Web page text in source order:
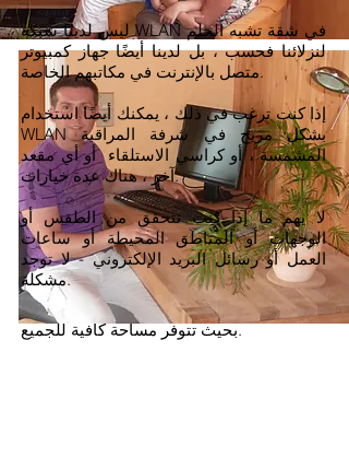
غرفة الجلوس
وغرفة طعام في نفس الوقت ، مجهزة بتلفزيون
مع قنوات فضائية ، وستيريو ، ومشغل دي في
دي ، إلخ. بالطبع ، لا ينبغي أن تكون الأريكة التي
تُسحب للخارج مع طاولة وكرسي بذراعين
مفقودة. هنا يمكنك الاسترخاء بشكل مريح
ومشاهدة التلفزيون أو استخدامه كمنطقة
للقراءة.
تحتوي منطقة تناول الطعام بأثاثها المصنوع من
خشب البلوط المصمت على 4 كراسي ومقعد ،
بحيث تتوفر مساحة كافية للجميع.
ليس لدينا شبكة WLAN في شقة تشبه الحلم
لنزلائنا فحسب ، بل لدينا أيضًا جهاز كمبيوتر
متصل بالإنترنت في مكاتبهم الخاصة.
إذا كنت ترغب في ذلك ، يمكنك أيضًا استخدام
WLAN بشكل مريح في شرفة المراقبة
المشمسة ، أو كراسي الاستلقاء أو أي مقعد
آخر ، هناك عدة خيارات.
لا يهم ما إذا كنت تتحقق من الطقس أو
الوجهات أو المناطق المحيطة أو ساعات
العمل أو رسائل البريد الإلكتروني - لا توجد
مشكلة.